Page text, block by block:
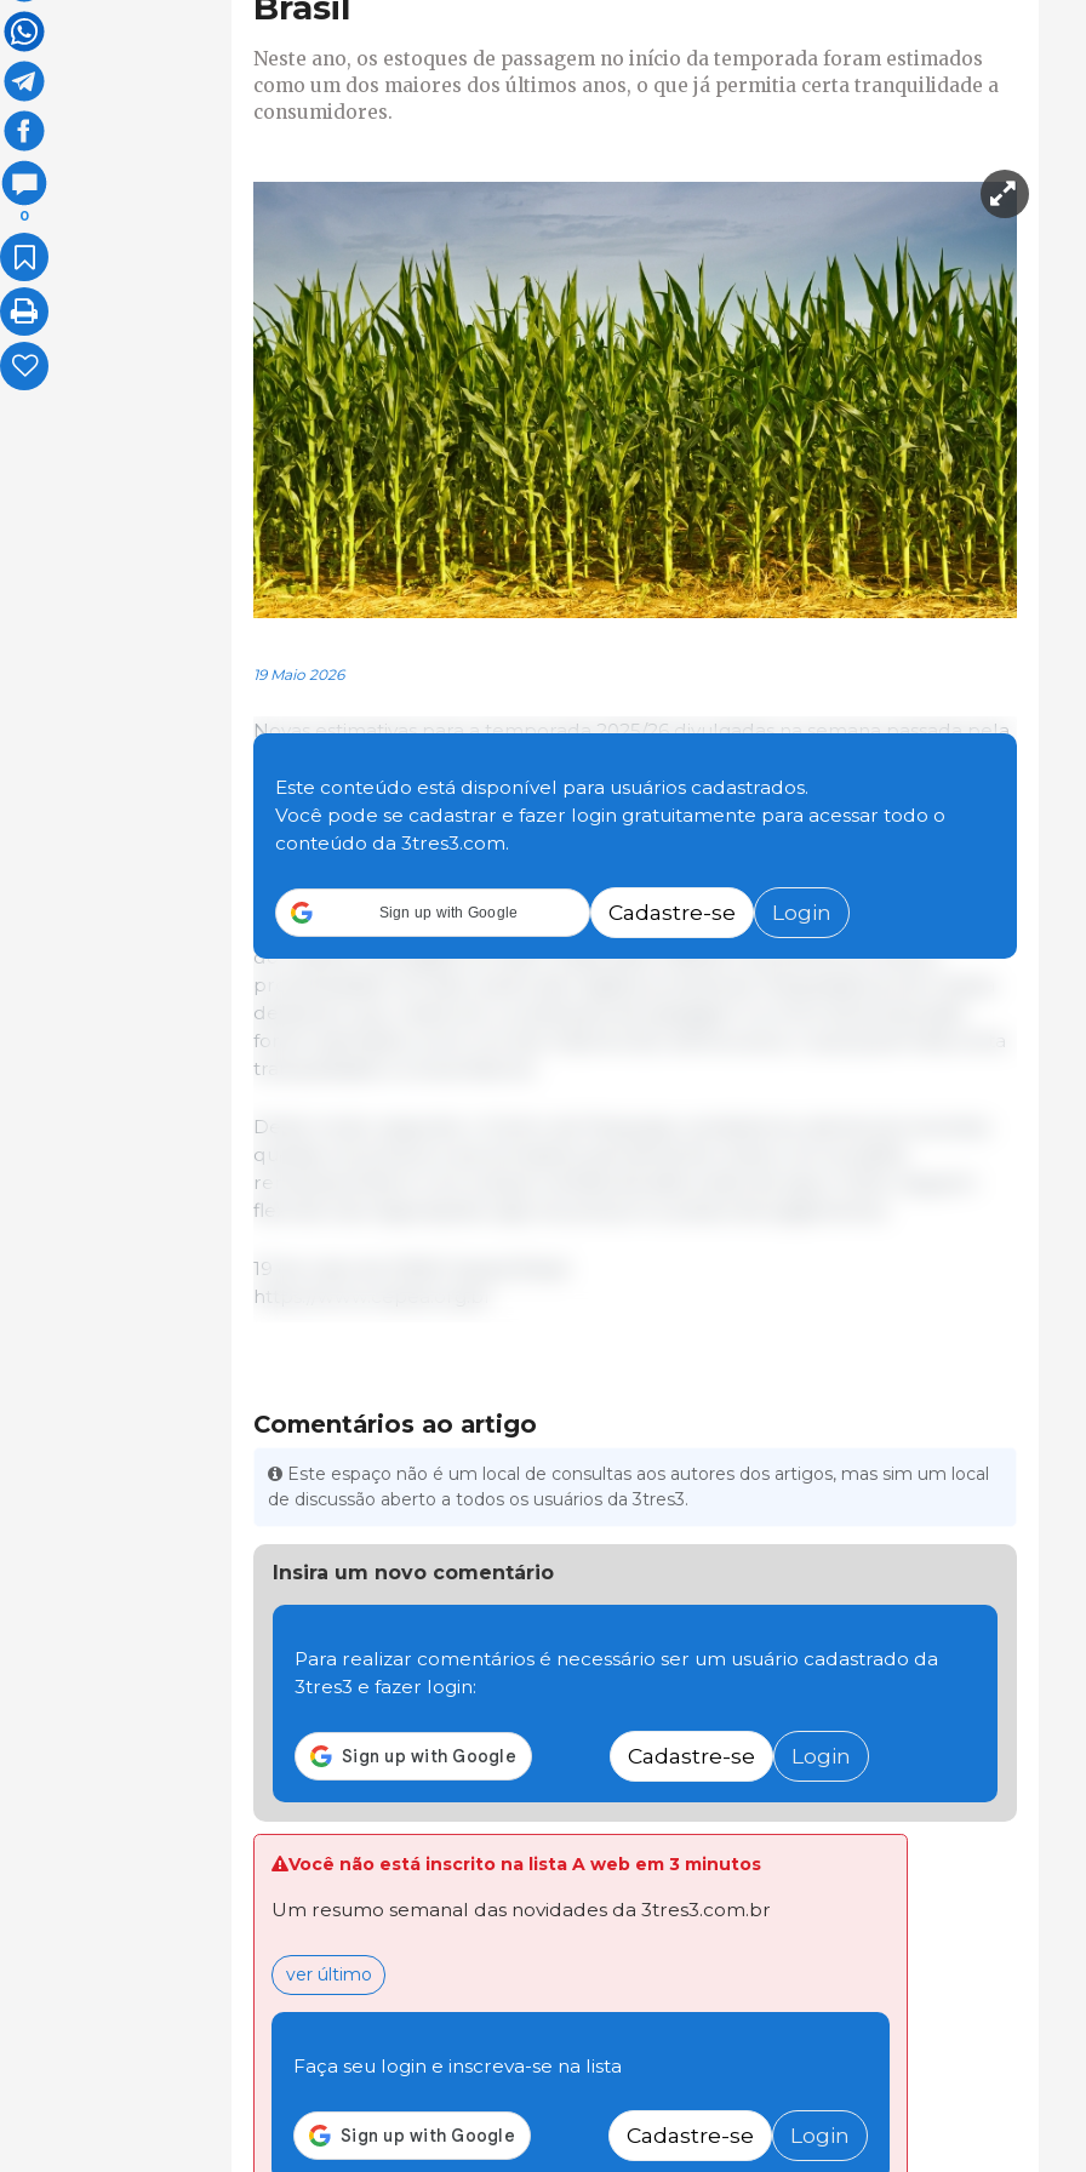
0
Neste ano, os estoques de passagem no início da temporada foram estimados
como um dos maiores dos últimos anos, o que já permitia certa tranquilidade a
consumidores.
19 Maio 2026
Novas estimativas para a temporada 2025/26 divulgadas na semana passada pela
maio. Assim, pesquisadores do Cepea relatam que parte dos compradores, que
indica ter estoques confortáveis para as próximas semanas, aguarda recuos mais
expressivos e segue retraída do mercado.
Segundo dados da Conab, a primeira safra 2025/26 agora está estimada em 28,46
milhões de toneladas, 14% superior ao da temporada anterior e ainda 2% acima
do relatório divulgado em abril. Essas altas refletem aumentos em área e
produtividade na maior parte das regiões produtoras. Pesquisadores do Cepea
destacam que, neste ano, os estoques de passagem no início da temporada
foram estimados como um dos maiores dos últimos anos, o que já permitia certa
tranquilidade a consumidores.
Deste modo, segundo o Centro de Pesquisas, vendedores, atentos às recentes
quedas nos preços e aos armazéns parcialmente cheios com as safras
remanescentes e com a atual colheita da safra verão de soja e milho, seguem
flexíveis nas negociações, seja nos preços ou prazos de pagamentos.
19 de maio de 2026/ Cepea/ Brasil.
https://www.cepea.org.br
Este conteúdo está disponível para usuários cadastrados.
Você pode se cadastrar e fazer login gratuitamente para acessar todo o
conteúdo da 3tres3.com.
Sign up with Google Cadastre-se Login
Comentários ao artigo
Este espaço não é um local de consultas aos autores dos artigos, mas sim um local
de discussão aberto a todos os usuários da 3tres3.
Insira um novo comentário
Para realizar comentários é necessário ser um usuário cadastrado da
3tres3 e fazer login:
Cadastre-se Login
Você não está inscrito na lista A web em 3 minutos
Um resumo semanal das novidades da 3tres3.com.br
ver último
Faça seu login e inscreva-se na lista
Cadastre-se Login